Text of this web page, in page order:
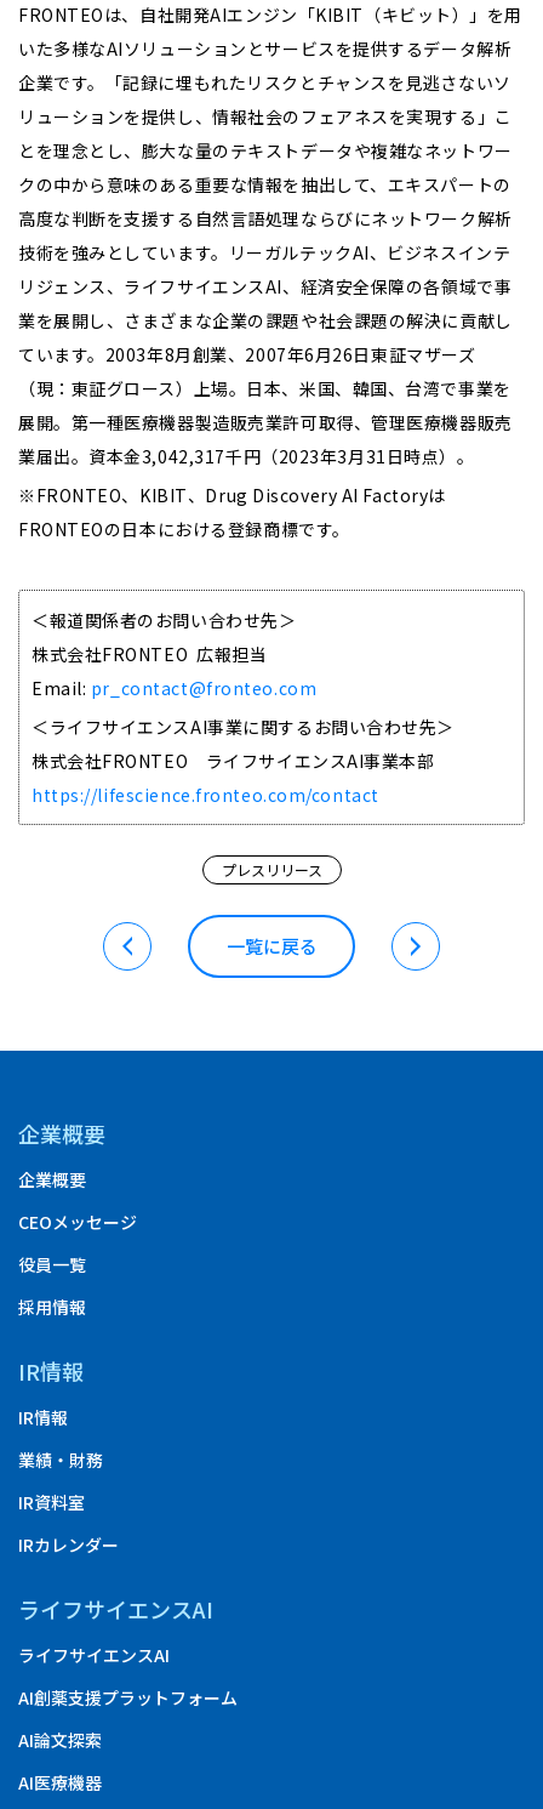
FRONTEOは、自社開発AIエンジン「KIBIT（キビット）」を用
いた多様なAIソリューションとサービスを提供するデータ解析
企業です。「記録に埋もれたリスクとチャンスを見逃さないソ
リューションを提供し、情報社会のフェアネスを実現する」こ
とを理念とし、膨大な量のテキストデータや複雑なネットワー
クの中から意味のある重要な情報を抽出して、エキスパートの
高度な判断を支援する自然言語処理ならびにネットワーク解析
技術を強みとしています。リーガルテックAI、ビジネスインテ
リジェンス、ライフサイエンスAI、経済安全保障の各領域で事
業を展開し、さまざまな企業の課題や社会課題の解決に貢献し
ています。2003年8月創業、2007年6月26日東証マザーズ
（現：東証グロース）上場。日本、米国、韓国、台湾で事業を
展開。第一種医療機器製造販売業許可取得、管理医療機器販売
業届出。資本金3,042,317千円（2023年3月31日時点）。
※FRONTEO、KIBIT、Drug Discovery AI Factoryは
FRONTEOの日本における登録商標です。
＜報道関係者のお問い合わせ先＞
株式会社FRONTEO 広報担当
Email: pr_contact@fronteo.com
＜ライフサイエンスAI事業に関するお問い合わせ先＞
株式会社FRONTEO ライフサイエンスAI事業本部
https://lifescience.fronteo.com/contact
プレスリリース
一覧に戻る
企業概要
企業概要
CEOメッセージ
役員一覧
採用情報
IR情報
IR情報
業績・財務
IR資料室
IRカレンダー
ライフサイエンスAI
ライフサイエンスAI
AI創薬支援プラットフォーム
AI論文探索
AI医療機器